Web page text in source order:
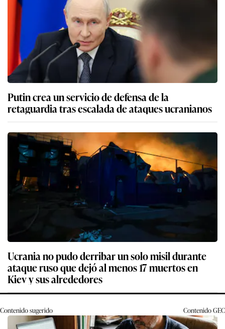
Putin crea un servicio de defensa de la
retaguardia tras escalada de ataques ucranianos
Ucrania no pudo derribar un solo misil durante
ataque ruso que dejó al menos 17 muertos en
Kiev y sus alrededores
Contenido sugerido ContenidoGEC